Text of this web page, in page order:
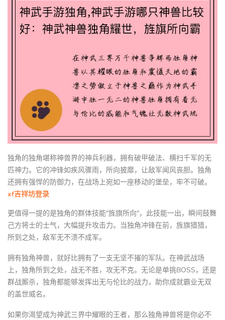
独角的独角堪称神兽界的神兵利器，拥有破甲破法、横扫千军的无
匹神力。它的冲锋如疾风骤雨，所向披靡，让敌军闻风丧胆。独角
还拥有强悍的防御力，在战场上宛如一座移动的堡垒，牢不可破。
xf吉祥坊登录
更值得一提的是独角的群体技能"旌旗所向"，此技能一出，瞬间鼓舞
己方将士的士气，大幅提升攻击力。当独角冲锋在前，旌旗猎猎，
所到之处，敌军无不溃不成军。
拥有独角神兽，就好比拥有了一支无坚不摧的军队。在神武战场
上，独角所到之处，战无不胜，攻无不克。无论是单挑BOSS，还是
群战厮杀，独角都能够发挥出无与伦比的战力，助你成就霸业无双
的盖世威名。
如果你渴望成为神武三界中耀眼的王者，那么独角神兽将是你必不